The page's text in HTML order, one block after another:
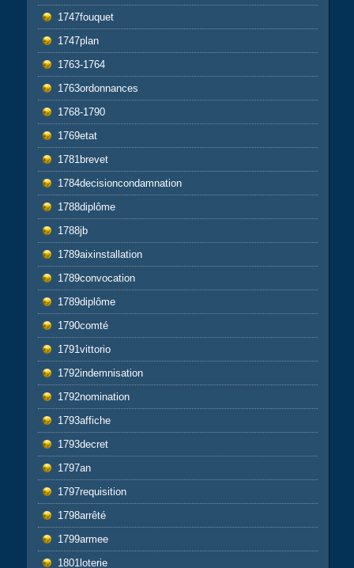
1747fouquet
1747plan
1763-1764
1763ordonnances
1768-1790
1769etat
1781brevet
1784decisioncondamnation
1788diplôme
1788jb
1789aixinstallation
1789convocation
1789diplôme
1790comté
1791vittorio
1792indemnisation
1792nomination
1793affiche
1793decret
1797an
1797requisition
1798arrêté
1799armee
1801loterie